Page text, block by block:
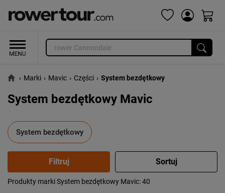
› Marki › Mavic › Części › System bezdętkowy
System bezdętkowy Mavic
System bezdętkowy
Popularność:
Produkty marki System bezdętkowy Mavic: 40